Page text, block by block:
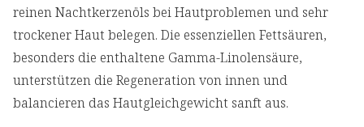
reinen Nachtkerzenöls bei Hautproblemen und sehr
trockener Haut belegen. Die essenziellen Fettsäuren,
besonders die enthaltene Gamma-Linolensäure,
unterstützen die Regeneration von innen und
balancieren das Hautgleichgewicht sanft aus.